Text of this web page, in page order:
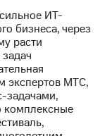
ИТ-
бизнеса, через
расти
экспертов МТС,
задачами,
комплексные